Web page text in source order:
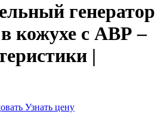
генератор
кожухе с АВР –
|
Узнать цену